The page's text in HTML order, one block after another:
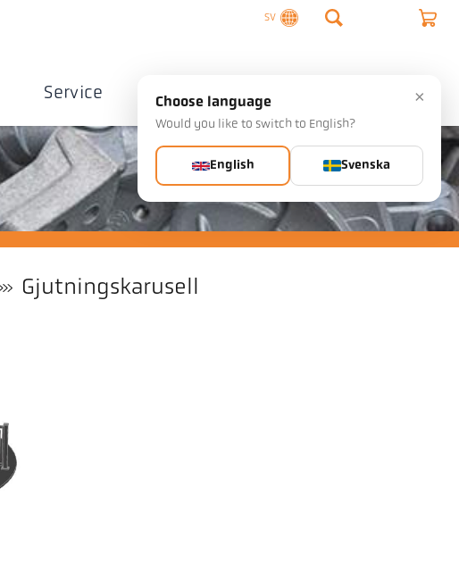
SV
Service Företag Kontakta
Gjutningskarusell
×
Choose language
Would you like to switch to English?
English Svenska